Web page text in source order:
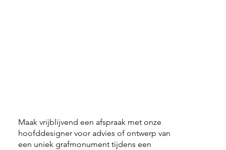
Maak vrijblijvend een afspraak met onze
hoofddesigner voor advies of ontwerp van
een uniek grafmonument tijdens een